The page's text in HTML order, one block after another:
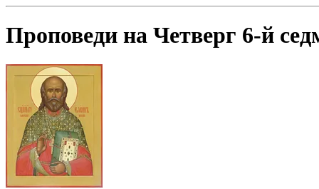
Проповеди на Четверг 6-й